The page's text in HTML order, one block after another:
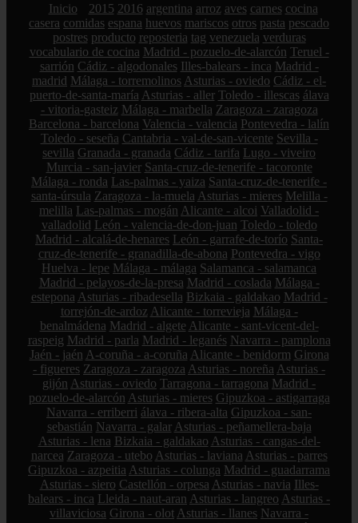
Inicio 2015 2016 argentina arroz aves carnes cocina
casera comidas espana huevos mariscos otros pasta pescado
postres producto reposteria tag venezuela verduras
vocabulario de cocina Madrid - pozuelo-de-alarcón Teruel -
sarrión Cádiz - algodonales Illes-balears - inca Madrid -
madrid Málaga - torremolinos Asturias - oviedo Cádiz - el-
puerto-de-santa-maría Asturias - aller Toledo - illescas álava
- vitoria-gasteiz Málaga - marbella Zaragoza - zaragoza
Barcelona - barcelona Valencia - valencia Pontevedra - lalín
Toledo - seseña Cantabria - val-de-san-vicente Sevilla -
sevilla Granada - granada Cádiz - tarifa Lugo - viveiro
Murcia - san-javier Santa-cruz-de-tenerife - tacoronte
Málaga - ronda Las-palmas - yaiza Santa-cruz-de-tenerife -
santa-úrsula Zaragoza - la-muela Asturias - mieres Melilla -
melilla Las-palmas - mogán Alicante - alcoi Valladolid -
valladolid León - valencia-de-don-juan Toledo - toledo
Madrid - alcalá-de-henares León - garrafe-de-torío Santa-
cruz-de-tenerife - granadilla-de-abona Pontevedra - vigo
Huelva - lepe Málaga - málaga Salamanca - salamanca
Madrid - pelayos-de-la-presa Madrid - coslada Málaga -
estepona Asturias - ribadesella Bizkaia - galdakao Madrid -
torrejón-de-ardoz Alicante - torrevieja Málaga -
benalmádena Madrid - algete Alicante - sant-vicent-del-
raspeig Madrid - parla Madrid - leganés Navarra - pamplona
Jaén - jaén A-coruña - a-coruña Alicante - benidorm Girona
- figueres Zaragoza - zaragoza Asturias - noreña Asturias -
gijón Asturias - oviedo Tarragona - tarragona Madrid -
pozuelo-de-alarcón Asturias - mieres Gipuzkoa - astigarraga
Navarra - erriberri álava - ribera-alta Gipuzkoa - san-
sebastián Navarra - galar Asturias - peñamellera-baja
Asturias - lena Bizkaia - galdakao Asturias - cangas-del-
narcea Zaragoza - utebo Asturias - laviana Asturias - parres
Gipuzkoa - azpeitia Asturias - colunga Madrid - guadarrama
Asturias - siero Castellón - orpesa Asturias - navia Illes-
balears - inca Lleida - naut-aran Asturias - langreo Asturias -
villaviciosa Girona - olot Asturias - llanes Navarra -